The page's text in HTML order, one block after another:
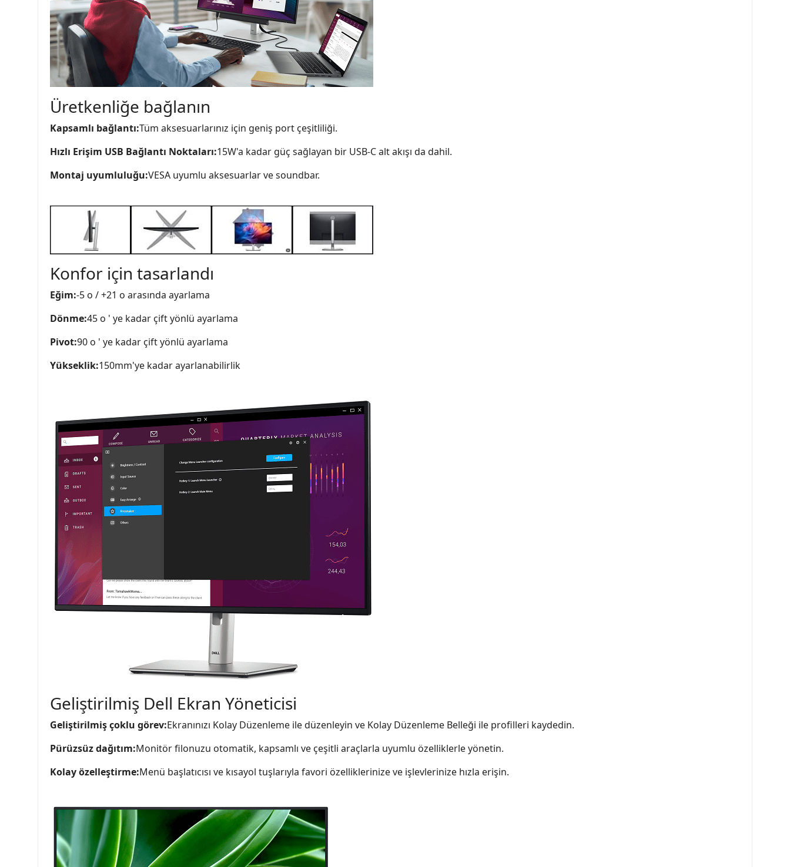
Üretkenliğe bağlanın
Kapsamlı bağlantı:Tüm aksesuarlarınız için geniş port çeşitliliği.
Hızlı Erişim USB Bağlantı Noktaları:15W'a kadar güç sağlayan bir USB-C alt akışı da dahil.
Montaj uyumluluğu:VESA uyumlu aksesuarlar ve soundbar.
Konfor için tasarlandı
Eğim:-5 o / +21 o arasında ayarlama
Dönme:45 o ' ye kadar çift yönlü ayarlama
Pivot:90 o ' ye kadar çift yönlü ayarlama
Yükseklik:150mm'ye kadar ayarlanabilirlik
Geliştirilmiş Dell Ekran Yöneticisi
Geliştirilmiş çoklu görev:Ekranınızı Kolay Düzenleme ile düzenleyin ve Kolay Düzenleme Belleği ile profilleri kaydedin.
Pürüzsüz dağıtım:Monitör filonuzu otomatik, kapsamlı ve çeşitli araçlarla uyumlu özelliklerle yönetin.
Kolay özelleştirme:Menü başlatıcısı ve kısayol tuşlarıyla favori özelliklerinize ve işlevlerinize hızla erişin.